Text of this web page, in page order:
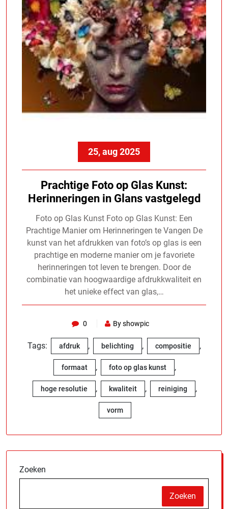
25, aug 2025
Prachtige Foto op Glas Kunst:
Herinneringen in Glans vastgelegd
Foto op Glas Kunst Foto op Glas Kunst: Een
Prachtige Manier om Herinneringen te Vangen De
kunst van het afdrukken van foto’s op glas is een
prachtige en moderne manier om je favoriete
herinneringen tot leven te brengen. Door de
combinatie van hoogwaardige afdrukkwaliteit en
het unieke effect van glas,…
0 By showpic
Tags: afdruk , belichting , compositie ,
formaat , foto op glas kunst ,
hoge resolutie , kwaliteit , reiniging ,
vorm
Zoeken
Zoeken